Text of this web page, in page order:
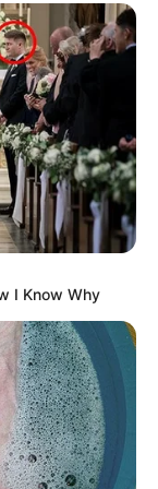
και εμάς, που
όλα όσα
Τραμπ;;;
από τον
ΜΗΝ
να
ΔΕΝ
ζητάει να
I Know Why